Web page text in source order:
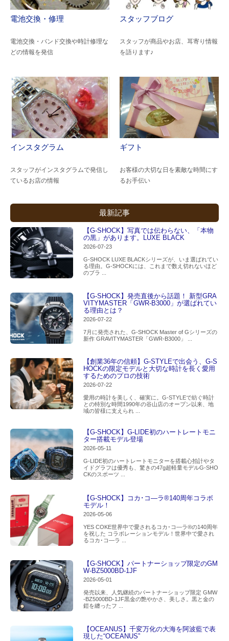
電池交換・修理
電池交換・バンド交換や時計修理な
どの情報を発信
スタッフブログ
スタッフが商品やお店、耳寄り情報
を語ります♪
インスタグラム
スタッフがインスタグラムで発信し
ているお店の情報
ギフト
お客様の大切な日を素敵な時間にす
るお手伝い
最新記事
【G-SHOCK】写真では伝わらない、「本物
の黒」があります。LUXE BLACK
2026-07-23
G-SHOCK LUXE BLACKシリーズが、いま選ばれてい
る理由。G-SHOCKには、これまで数え切れないほど
のブラ ...
【G-SHOCK】発売直後から話題！ 新型GRA
VITYMASTER「GWR-B3000」が選ばれてい
る理由とは？
2026-07-22
7月に発売された、G-SHOCK Master of Gシリーズの
新作 GRAVITYMASTER「GWR-B3000」 ...
【創業36年の信頼】G-STYLEで出会う、G-S
HOCKの限定モデルと大切な時計を長く愛用
するためのプロの技術
2026-07-22
愛用の時計を美しく、確実に。G-STYLEで紡ぐ時計
との特別な時間1990年の谷山店のオープン以来、地
域の皆様に支えられ ...
【G-SHOCK】G-LIDE初のハートレートモニ
ター搭載モデル登場
2026-05-11
G-LIDE初のハートレートモニターを搭載心拍計やタ
イドグラフは優秀も、驚きの47g超軽量モデルG-SHO
CKのスポーツ ...
【G-SHOCK】コカ･コ―ラ®140周年コラボ
モデル！
2026-05-06
YES COKE世界中で愛されるコカ･コ―ラ®の140周年
を祝した コラボレーションモデル！世界中で愛され
るコカ･コ―ラ ...
【G-SHOCK】パートナーショップ限定のGM
W-BZ5000BD-1JF
2026-05-01
発売以来、人気継続のパートナーショップ限定 GMW
-BZ5000BD-1JF黒金の艶やかさ、美しさ。黒と金の
鎧を纏ったフ ...
【OCEANUS】千変万化の大海を阿波藍で表
現した“OCEANUS”